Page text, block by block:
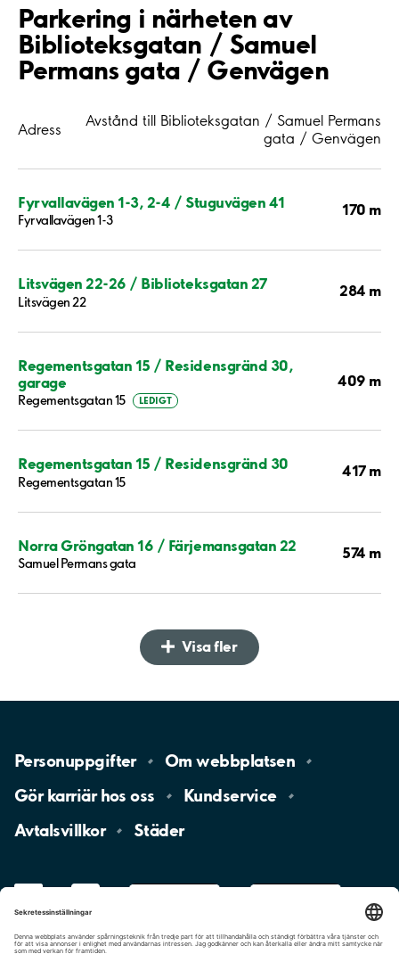
Parkering i närheten av
Biblioteksgatan / Samuel
Permans gata / Genvägen
Adress
Avstånd till Biblioteksgatan / Samuel Permans
gata / Genvägen
Fyrvallavägen 1-3, 2-4 / Stuguvägen 41
Fyrvallavägen 1-3
170 m
Litsvägen 22-26 / Biblioteksgatan 27
Litsvägen 22
284 m
Regementsgatan 15 / Residensgränd 30,
garage
Regementsgatan 15 LEDIGT
409 m
Regementsgatan 15 / Residensgränd 30
Regementsgatan 15
417 m
Norra Gröngatan 16 / Färjemansgatan 22
Samuel Permans gata
574 m
Visa fler
Personuppgifter Omwebbplatsen
Gör karriär hososs
Kundservice
Avtalsvillkor
Städer